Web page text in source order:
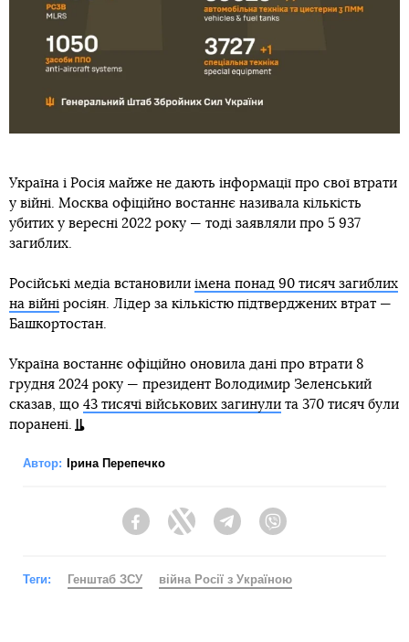
Україна і Росія майже не дають інформації про свої втрати
у війні. Москва офіційно востаннє називала кількість
убитих у вересні 2022 року — тоді заявляли про 5 937
загиблих.
Російські медіа встановили імена понад 90 тисяч загиблих
на війні росіян. Лідер за кількістю підтверджених втрат —
Башкортостан.
Україна востаннє офіційно оновила дані про втрати 8
грудня 2024 року — президент Володимир Зеленський
сказав, що 43 тисячі військових загинули та 370 тисяч були
поранені.
Автор: Ірина Перепечко
FacebookTwitter Telegram
Теги: Генштаб ЗСУ війна Росії з Україною